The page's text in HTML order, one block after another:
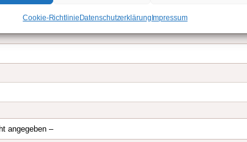
Cookie-RichtlinieDatenschutzerklärungImpressum